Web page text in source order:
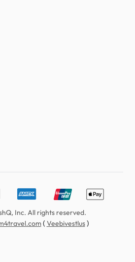
methods: Visa, MasterCard, American
Inc. All rights reserved.
( Veebivestlus)